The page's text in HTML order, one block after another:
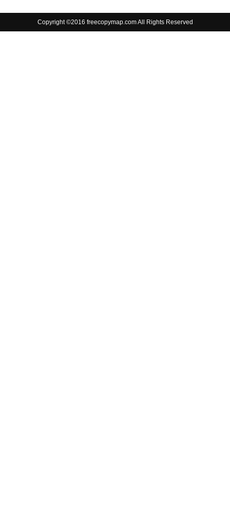
Copyright ©2016 freecopymap.com All Rights Reserved